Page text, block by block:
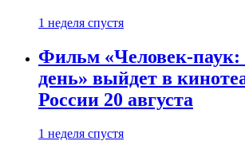
1 неделя спустя
Фильм «Человек-
день» выйдет в
России 20 августа
1 неделя спустя